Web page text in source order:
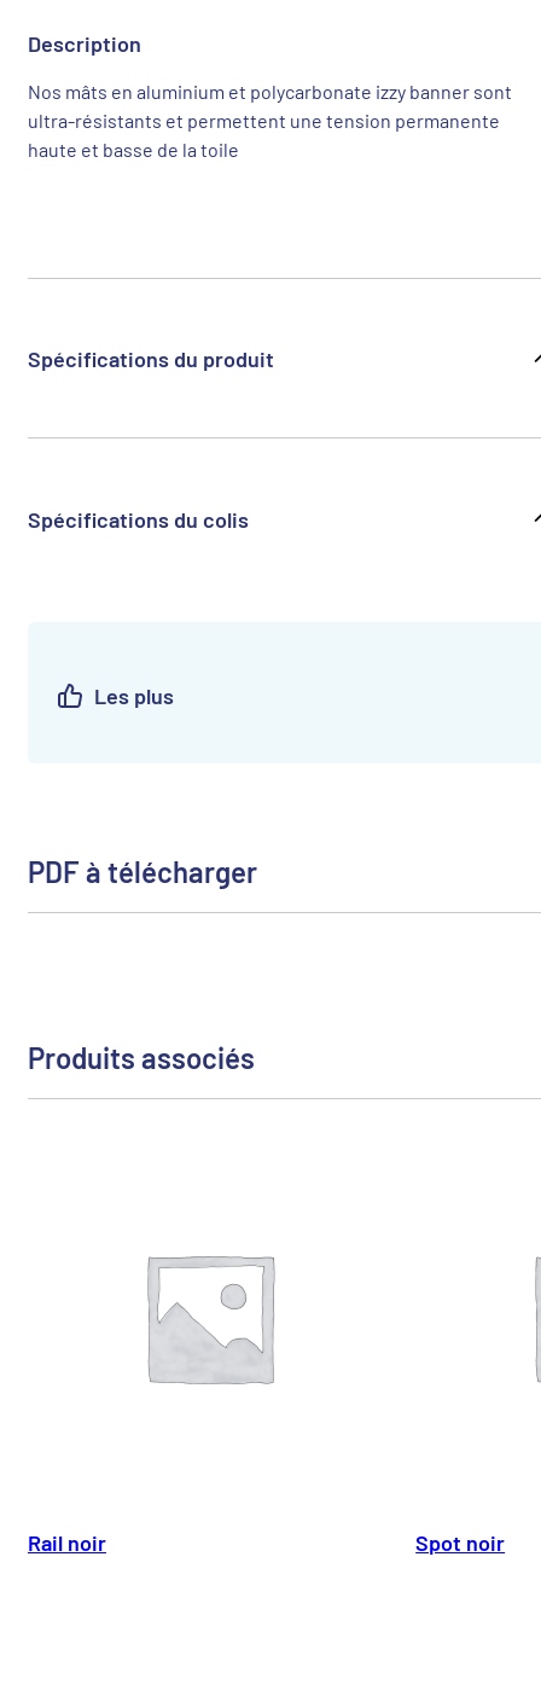
Description
Nos mâts en aluminium et polycarbonate izzy banner sont
ultra-résistants et permettent une tension permanente
haute et basse de la toile
Spécifications du produit
Spécifications du colis
Les plus
PDF à télécharger
Produits associés
Rail noir Spot noir